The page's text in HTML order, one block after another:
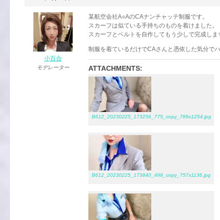
小百合
モデレーター
某航空会社A○AのCAナンチャッテ制服です。
スカーフは似ている手持ちのものを着けました。
スカーフとベルトを自作してもう少しで完成しま
制服を着ているだけでCAさんと憑依した気分でハ
ATTACHMENTS:
B612_20230225_173256_775_copy_789x1254.jpg
B612_20230225_173840_498_copy_757x1136.jpg